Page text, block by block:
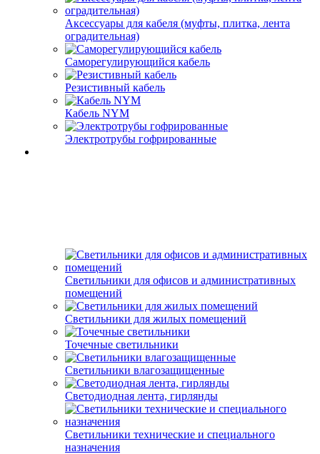
Аксессуары для кабеля (муфты, плитка, лента
оградительная)
Саморегулирующийся кабель
Резистивный кабель
Кабель NYM
Электротрубы гофрированные
Светильники для офисов и административных
помещений
Светильники для жилых помещений
Точечные светильники
Светильники влагозащищенные
Светодиодная лента, гирлянды
Светильники технические и специального
назначения